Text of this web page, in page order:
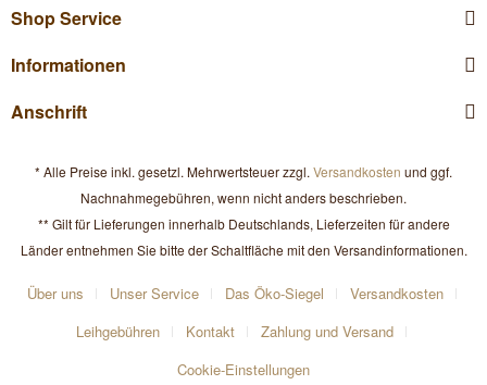
Shop Service
Informationen
Anschrift
* Alle Preise inkl. gesetzl. Mehrwertsteuer zzgl. Versandkosten und ggf.
Nachnahmegebühren, wenn nicht anders beschrieben.
** Gilt für Lieferungen innerhalb Deutschlands, Lieferzeiten für andere
Länder entnehmen Sie bitte der Schaltfläche mit den Versandinformationen.
Über uns Unser Service Das Öko-Siegel
Versandkosten
Leihgebühren
Kontakt
Zahlung und Versand
Cookie-Einstellungen